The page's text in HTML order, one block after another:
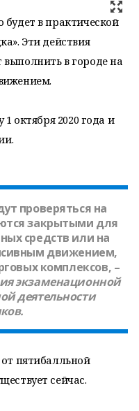
в практической
Эти действия
в городе на
октября 2020 года и
проверяться на
закрытыми для
средств или на
движением,
комплексов, –
экзаменационной
деятельности
.
пятибалльной
сейчас.